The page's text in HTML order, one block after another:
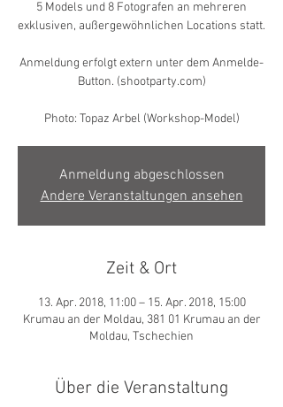
5 Models und 8 Fotografen an mehreren
exklusiven, außergewöhnlichen Locations statt.
Anmeldung erfolgt extern unter dem Anmelde-
Button. (shootparty.com)
Photo: Topaz Arbel (Workshop-Model)
Anmeldung abgeschlossen
Andere Veranstaltungen ansehen
Zeit & Ort
13. Apr. 2018, 11:00 – 15. Apr. 2018, 15:00
Krumau an der Moldau, 381 01 Krumau an der
Moldau, Tschechien
Über die Veranstaltung